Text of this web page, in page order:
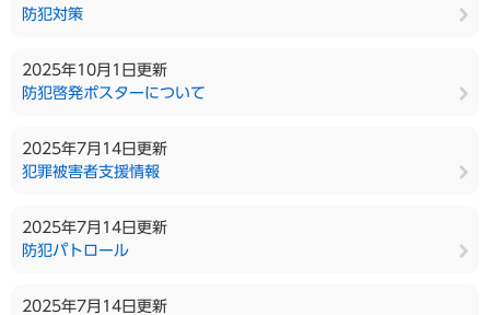
防犯対策
2025年10月1日更新
防犯啓発ポスターについて
2025年7月14日更新
犯罪被害者支援情報
2025年7月14日更新
防犯パトロール
2025年7月14日更新